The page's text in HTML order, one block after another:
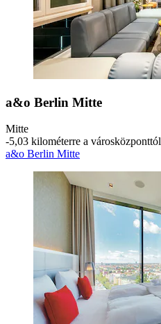
a&o Berlin Mitte
Mitte
‐5,03 kilométerre a városközponttól
a&o Berlin Mitte